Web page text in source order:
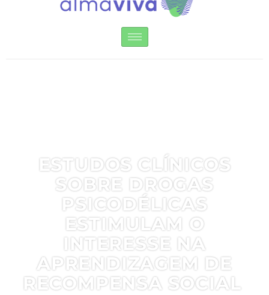
Instituto Alma Viva
ESTUDOS CLÍNICOS
SOBRE DROGAS
PSICODÉLICAS
ESTIMULAM O
INTERESSE NA
APRENDIZAGEM DE
RECOMPENSA SOCIAL